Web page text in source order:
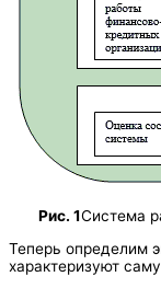
Рис. 1Система
Теперь определим
характеризуют